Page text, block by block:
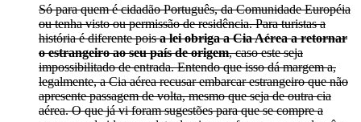
Só para quem é cidadão Português, da Comunidade Européia
ou tenha visto ou permissão de residência. Para turistas a
história é diferente poisa lei obriga a Cia Aérea a retornar
o estrangeiro ao seu país de origem, caso este seja
impossibilitado de entrada. Entendo que isso dá margem a,
legalmente, a Cia aérea recusar embarcar estrangeiro que não
apresente passagem de volta, mesmo que seja de outra cia
aérea. O que já vi foram sugestões para que se compre a